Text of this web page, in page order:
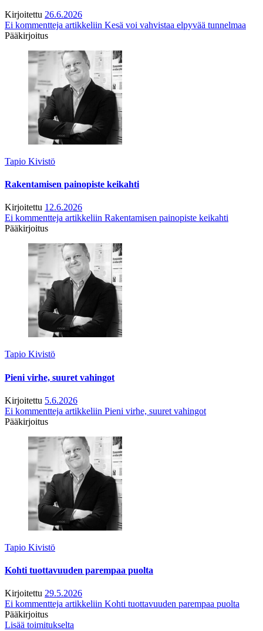
Kirjoitettu 26.6.2026
Ei kommentteja artikkeliin Kesä voi vahvistaa elpyvää tunnelmaa
Pääkirjoitus
Tapio Kivistö
Rakentamisen painopiste keikahti
Kirjoitettu 12.6.2026
Ei kommentteja artikkeliin Rakentamisen painopiste keikahti
Pääkirjoitus
Tapio Kivistö
Pieni virhe, suuret vahingot
Kirjoitettu 5.6.2026
Ei kommentteja artikkeliin Pieni virhe, suuret vahingot
Pääkirjoitus
Tapio Kivistö
Kohti tuottavuuden parempaa puolta
Kirjoitettu 29.5.2026
Ei kommentteja artikkeliin Kohti tuottavuuden parempaa puolta
Pääkirjoitus
Lisää toimitukselta